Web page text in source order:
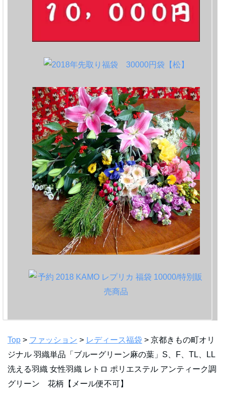
Top > ファッション > レディース福袋 > 京都きもの町オリ
ジナル 羽織単品「ブルーグリーン麻の葉」S、F、TL、LL
洗える羽織 女性羽織 レトロ ポリエステル アンティーク調
グリーン 花柄【メール便不可】